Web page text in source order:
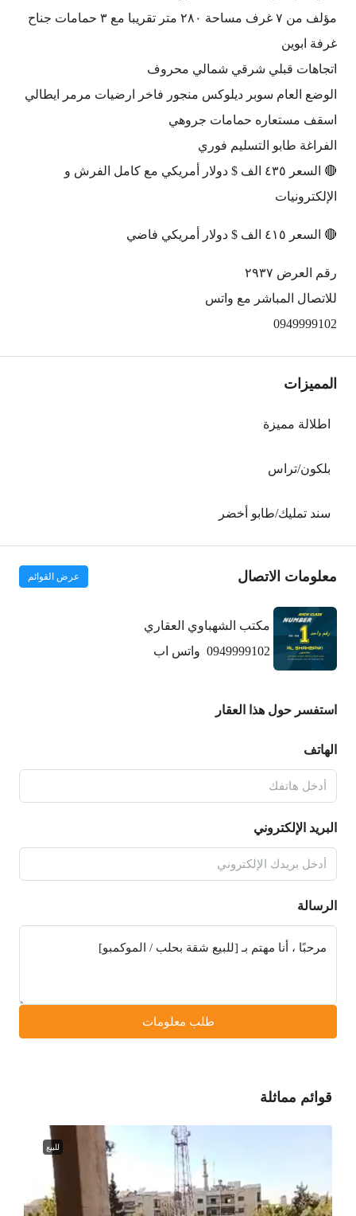
مؤلف من ٧ غرف مساحة ٢٨٠ متر تقريبا مع ٣ حمامات جناح
غرفة ابوين
اتجاهات قبلي شرقي شمالي محروف
الوضع العام سوبر ديلوكس منجور فاخر ارضيات مرمر ايطالي
اسقف مستعاره حمامات جروهي
الفراغة طابو التسليم فوري
🔴 السعر ٤٣٥ الف $ دولار أمريكي مع كامل الفرش و
الإلكترونيات
🔴 السعر ٤١٥ الف $ دولار أمريكي فاضي
رقم العرض ٢٩٣٧
للاتصال المباشر مع واتس
0949999102
المميزات
اطلالة مميزة
بلكون/تراس
سند تمليك/طابو أخضر
معلومات الاتصال عرض القوائم
مكتب الشهباوي العقاري
0949999102 واتس اب
استفسر حول هذا العقار
الهاتف
البريد الإلكتروني
الرسالة
طلب معلومات
قوائم مماثلة
للبيع